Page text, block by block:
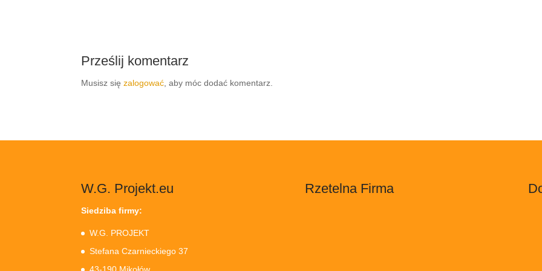
Prześlij komentarz
Musisz sięzalogować, aby móc dodać komentarz.
W.G. Projekt.eu
Siedziba firmy:
W.G. PROJEKT
Stefana Czarnieckiego 37
Rzetelna Firma